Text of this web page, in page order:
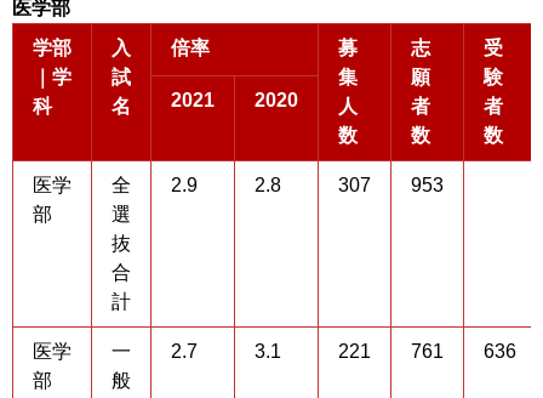
医学部
学部
｜学
科
入
試
名
倍率
募
集
人
数
志
願
者
数
受
験
者
数
2021 2020
医学
部
全
選
抜
合
計
2.9 2.8 307 953
医学
部
一
般
2.7 3.1 221 761 636